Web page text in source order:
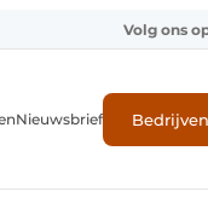
Volg ons
Nieuwsbrief